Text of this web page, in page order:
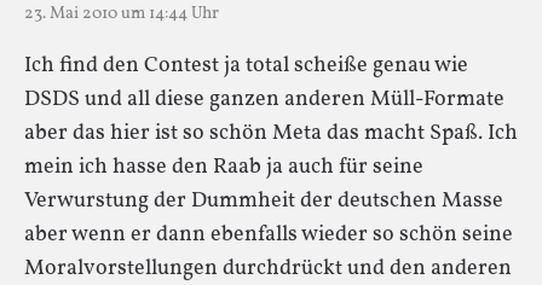
23. Mai 2010 um 14:44 Uhr
Ich find den Contest ja total scheiße genau wie
DSDS und all diese ganzen anderen Müll-Formate
aber das hier ist so schön Meta das macht Spaß. Ich
mein ich hasse den Raab ja auch für seine
Verwurstung der Dummheit der deutschen Masse
aber wenn er dann ebenfalls wieder so schön seine
Moralvorstellungen durchdrückt und den anderen